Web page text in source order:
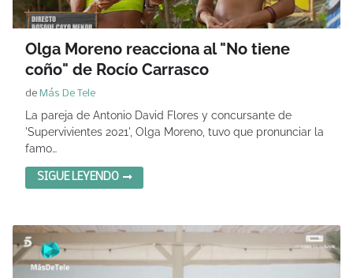
Olga Moreno reacciona al "No tiene
coño" de Rocío Carrasco
de Más De Tele
La pareja de Antonio David Flores y concursante de
'Supervivientes 2021', Olga Moreno, tuvo que pronunciar la
famo…
SIGUE LEYENDO